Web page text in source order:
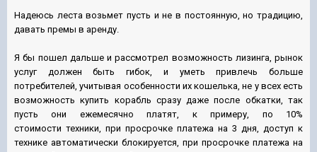
Надеюсь леста возьмет пусть и не в постоянную, но традицию,
давать премы в аренду.
Я бы пошел дальше и рассмотрел возможность лизинга, рынок
услуг должен быть гибок, и уметь привлечь больше
потребителей, учитывая особенности их кошелька, не у всех есть
возможность купить корабль сразу даже после обкатки, так
пусть они ежемесячно платят, к примеру, по 10%
стоимости техники, при просрочке платежа на 3 дня, доступ к
технике автоматически блокируется, при просрочке платежа на